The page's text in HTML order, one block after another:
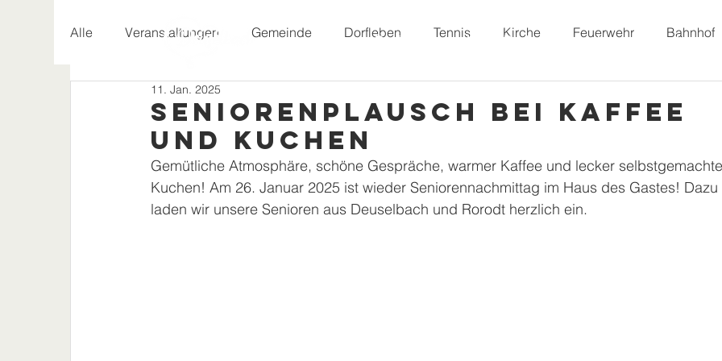
Dorffunk Unser Dorf Vereine Freizeit
Alle Veranstaltungen Gemeinde Dorfleben Tennis Kirche Feuerwehr Bahnhof
GeschichteSeniorenplausch bei Kaffee
und Kuchen
11. Jan. 2025
Gemütliche Atmosphäre, schöne Gespräche, warmer Kaffee und lecker selbstgemachte
Kuchen! Am 26. Januar 2025 ist wieder Seniorennachmittag im Haus des Gastes! Dazu
laden wir unsere Senioren aus Deuselbach und Rorodt herzlich ein.